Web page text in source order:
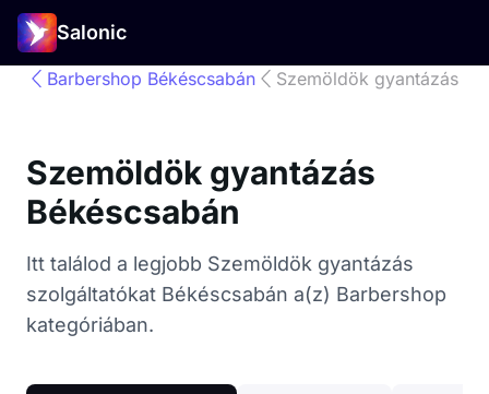
Salonic
Barbershop Békéscsabán Szemöldök gyantázás
Szemöldök gyantázás
Békéscsabán
Itt találod a legjobb Szemöldök gyantázás
szolgáltatókat Békéscsabán a(z) Barbershop
kategóriában.